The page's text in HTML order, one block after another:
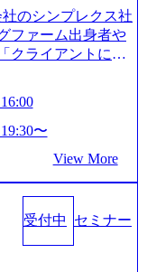
や健康をサポート
業界の動向や業務
時のアンケート
りました」「業界
の体感的なお話を
を検討中の段階の
日夜という日程の
なく、現職への配
のオンライン参加
構想・事業展開/入
ンライン (Google M
スサイドでのキャ
に決めてはいない
・大阪での勤務を
のシンプレクス社
ファーム出身者や
クライアントにと
ァーム テクノロジ
つDX時代におい
心に最先端テクノ
の企業価値の最大
革、人材育成、業
グサービスを一気
コンサルティング
（槍）を指して
〜
View More
受付中 セミナー